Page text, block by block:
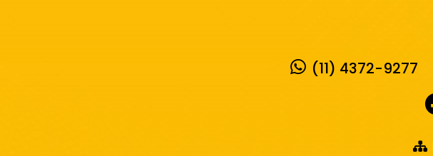
(11) 4372-9277